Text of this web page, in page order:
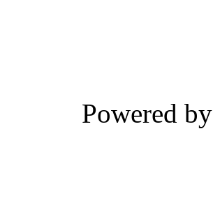
Powered by